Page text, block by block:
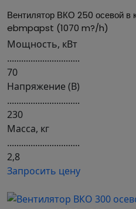
Вентилятор ВКО 250 осевой в
ebmpapst (1070 m?/h)
Мощность, кВт
...............................
70
Напряжение (В)
...............................
230
Масса, кг
...............................
2,8
Запросить цену